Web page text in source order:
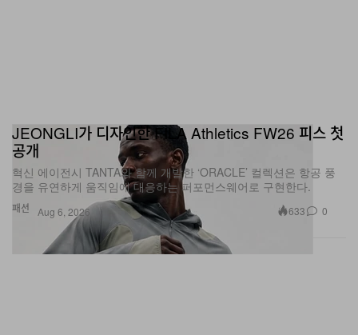
패션
JEONGLI가 디자인한 FILA Athletics FW26 피스 첫
공개
혁신 에이전시 TANTA와 함께 개발한 ‘ORACLE’ 컬렉션은 항공 풍
경을 유연하게 움직임에 대응하는 퍼포먼스웨어로 구현한다.
Aug 6, 2026 633 0